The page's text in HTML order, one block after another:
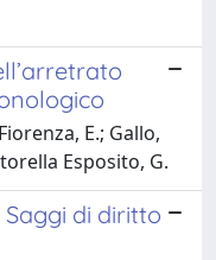
E.; Gallo,
Esposito, G.
di diritto